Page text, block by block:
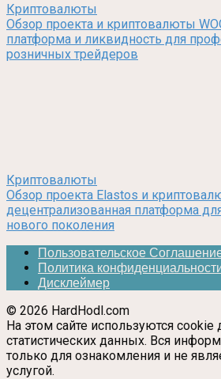
Криптовалюты
Обзор проекта и криптовалюты
платформа и ликвидность для
розничных трейдеров
Криптовалюты
Обзор проекта Elastos и
децентрализованная платформа
нового поколения
Пользовательское
Политика
Дисклеймер
© 2026 HardHodl.com
На этом сайте используются cookie
статистических данных. Вся
только для ознакомления и не
услугой.